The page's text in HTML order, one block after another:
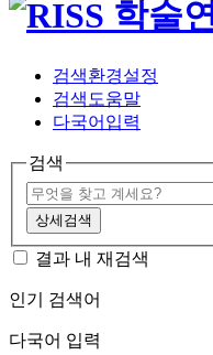
검색환경설정
검색도움말
다국어입력
검색
상세검색
결과 내 재검색
인기 검색어
다국어 입력